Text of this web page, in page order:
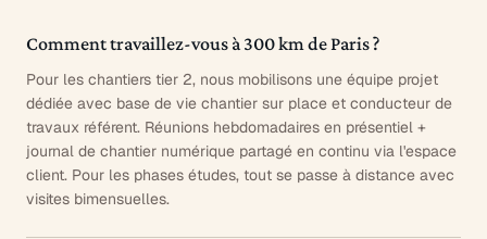
Comment travaillez-vous à 300 km de Paris ?
Pour les chantiers tier 2, nous mobilisons une équipe projet
dédiée avec base de vie chantier sur place et conducteur de
travaux référent. Réunions hebdomadaires en présentiel +
journal de chantier numérique partagé en continu via l'espace
client. Pour les phases études, tout se passe à distance avec
visites bimensuelles.